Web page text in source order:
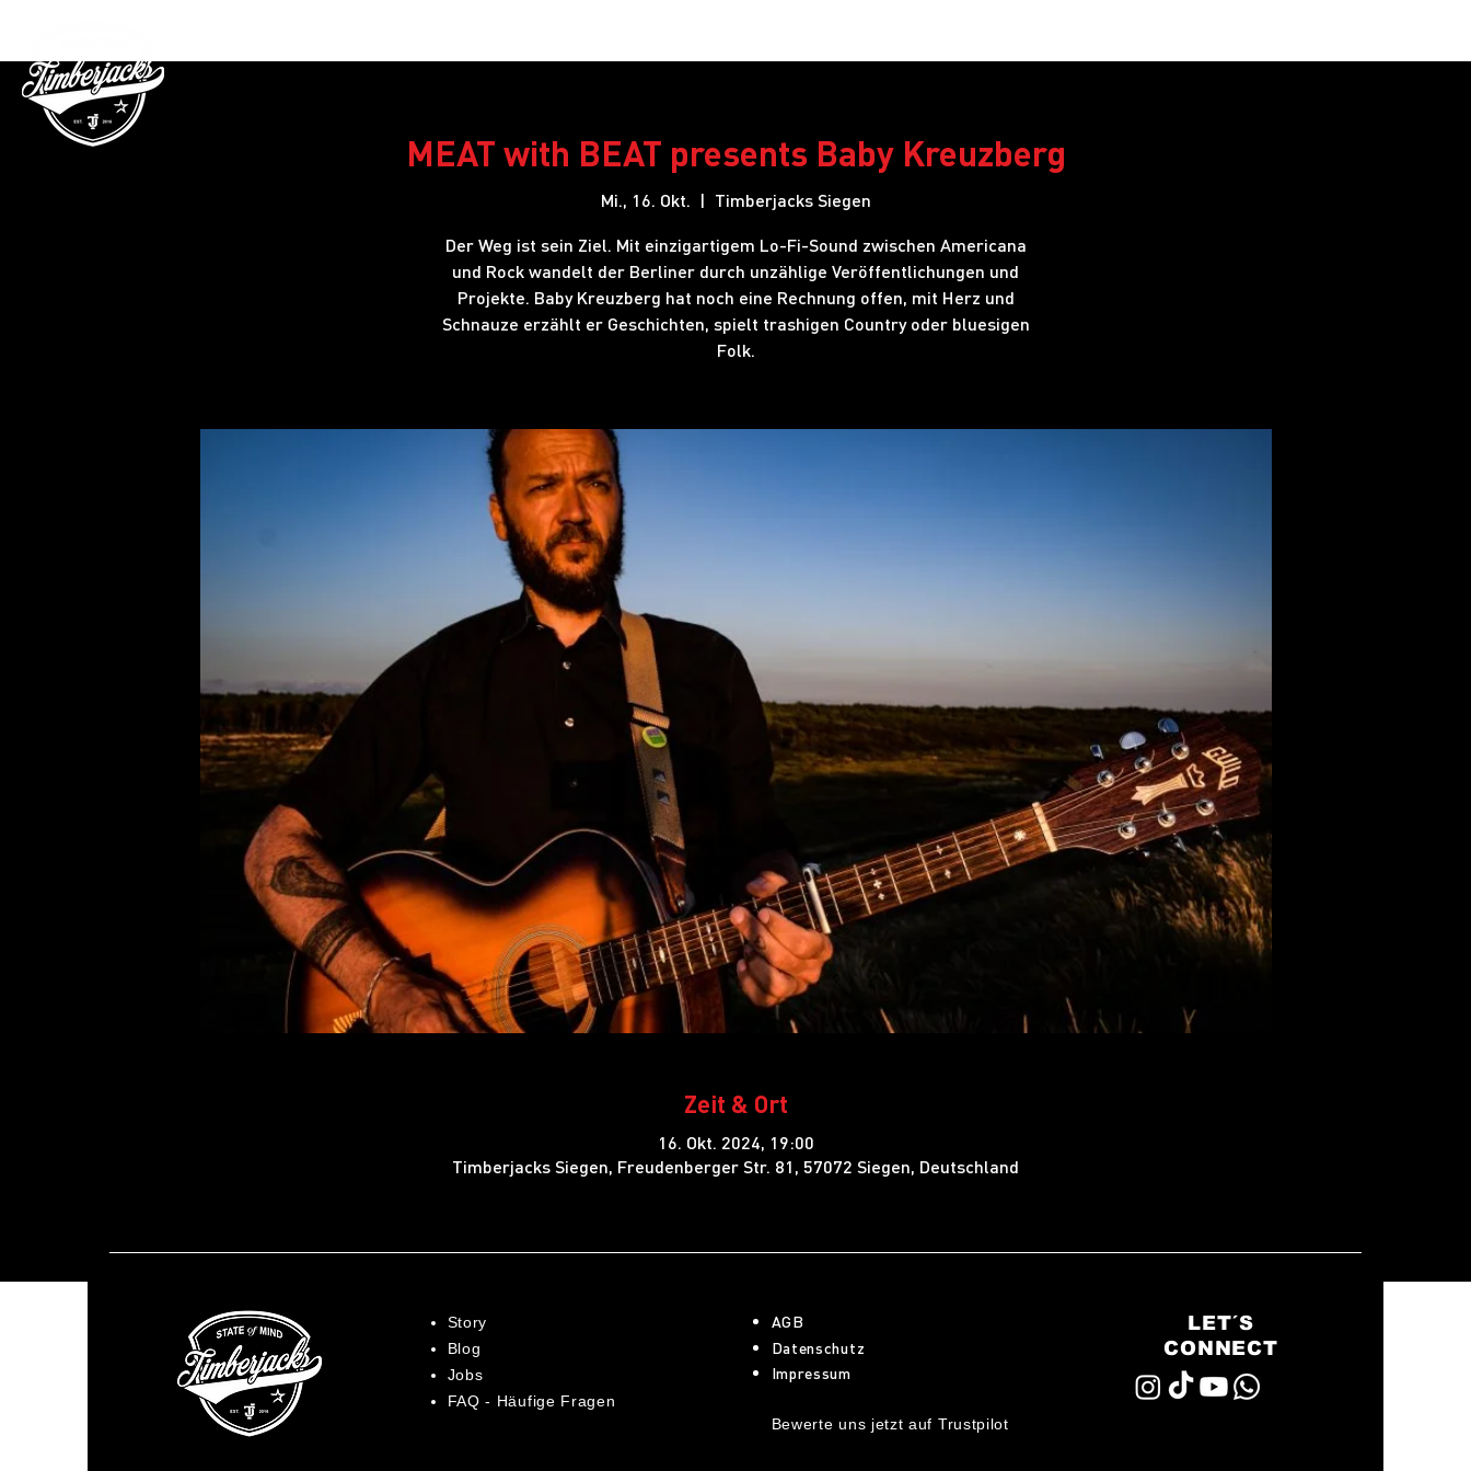
MEAT with BEAT presents Baby Kreuzberg
Mi., 16. Okt.
  |
Timberjacks Siegen
Der Weg ist sein Ziel. Mit einzigartigem Lo-Fi-Sound zwischen Americana
und Rock wandelt der Berliner durch unzählige Veröffentlichungen und
Projekte. Baby Kreuzberg hat noch eine Rechnung offen, mit Herz und
Schnauze erzählt er Geschichten, spielt trashigen Country oder bluesigen
Folk.
Zeit & Ort
16. Okt. 2024, 19:00
Timberjacks Siegen, Freudenberger Str. 81, 57072 Siegen, Deutschland
Story
Blog
Jobs
FAQ - Häufige Fragen
AGB
Datenschutz
Impressum
Bewerte uns jetzt auf Trustpilot
LET´S
CONNECT